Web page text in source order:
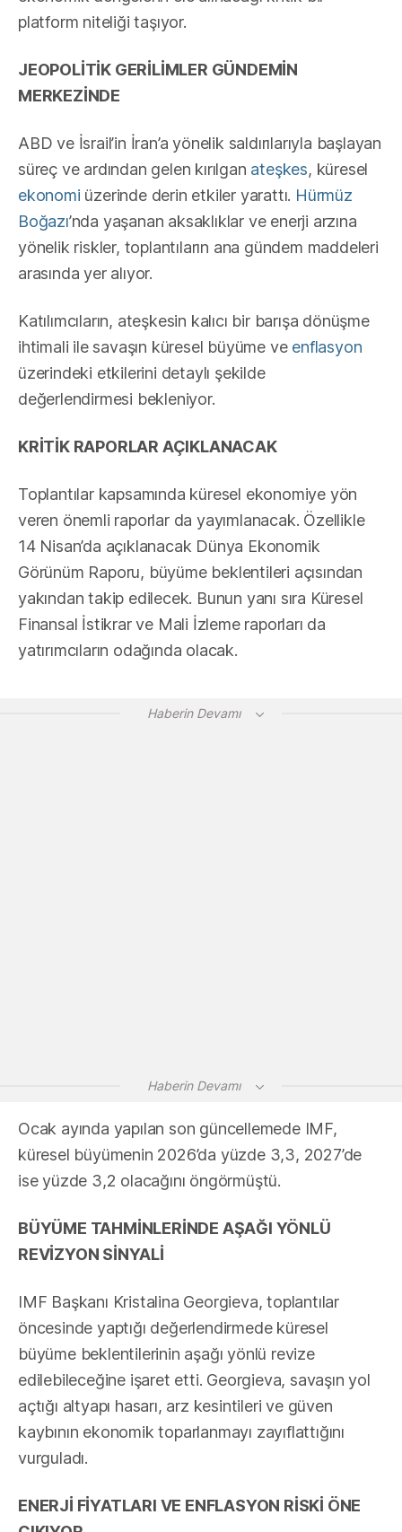
platform niteliği taşıyor.
JEOPOLİTİK GERİLİMLER GÜNDEMİN
MERKEZİNDE
ABD ve İsrail’in İran’a yönelik saldırılarıyla başlayan
süreç ve ardından gelen kırılgan ateşkes, küresel
ekonomi üzerinde derin etkiler yarattı. Hürmüz
Boğazı’nda yaşanan aksaklıklar ve enerji arzına
yönelik riskler, toplantıların ana gündem maddeleri
arasında yer alıyor.
Katılımcıların, ateşkesin kalıcı bir barışa dönüşme
ihtimali ile savaşın küresel büyüme ve enflasyon
üzerindeki etkilerini detaylı şekilde
değerlendirmesi bekleniyor.
KRİTİK RAPORLAR AÇIKLANACAK
Toplantılar kapsamında küresel ekonomiye yön
veren önemli raporlar da yayımlanacak. Özellikle
14 Nisan’da açıklanacak Dünya Ekonomik
Görünüm Raporu, büyüme beklentileri açısından
yakından takip edilecek. Bunun yanı sıra Küresel
Finansal İstikrar ve Mali İzleme raporları da
yatırımcıların odağında olacak.
Haberin Devamı
Haberin Devamı
Ocak ayında yapılan son güncellemede IMF,
küresel büyümenin 2026’da yüzde 3,3, 2027’de
ise yüzde 3,2 olacağını öngörmüştü.
BÜYÜME TAHMİNLERİNDE AŞAĞI YÖNLÜ
REVİZYON SİNYALİ
IMF Başkanı Kristalina Georgieva, toplantılar
öncesinde yaptığı değerlendirmede küresel
büyüme beklentilerinin aşağı yönlü revize
edilebileceğine işaret etti. Georgieva, savaşın yol
açtığı altyapı hasarı, arz kesintileri ve güven
kaybının ekonomik toparlanmayı zayıflattığını
vurguladı.
ENERJİ FİYATLARI VE ENFLASYON RİSKİ ÖNE